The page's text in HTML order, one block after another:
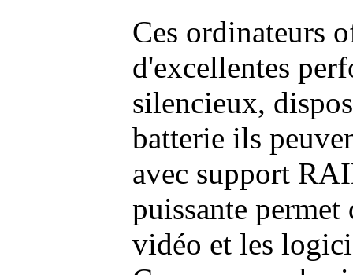
Ces ordinateurs
d'excellentes
silencieux,
batterie ils
avec support
puissante permet
vidéo et les